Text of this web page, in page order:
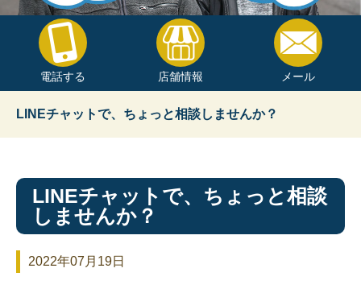
電話する 店舗情報 メール
LINEチャットで、ちょっと相談しませんか？
LINEチャットで、ちょっと相談
しませんか？
2022年07月19日